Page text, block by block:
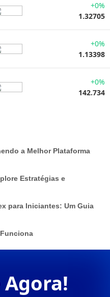
+0%
1.32705
+0%
1.13398
+0%
142.734
a Melhor Plataforma
Estratégias e
para Iniciantes: Um Guia
Agora!